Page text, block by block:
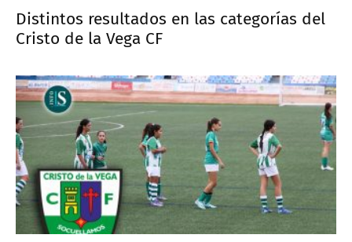
Distintos resultados en las categorías del
Cristo de la Vega CF